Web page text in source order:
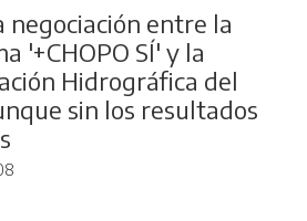
negociación entre la
'+CHOPO SÍ' y la
Hidrográfica del
sin los resultados